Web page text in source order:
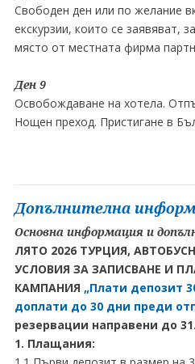
Свободен ден или по желание
екскурзии, които се заявяват,
място от местната фирма
Ден 9
Освобождаване на хотела.
Нощен преход. Пристигане в
Допълнителна
Основна информация и
ЛЯТО 2026 ТУРЦИЯ,
УСЛОВИЯ ЗА ЗАПИСВАНЕ И
КАМПАНИЯ „Плати депозит
доплати до 30 дни преди
резервации направени до
1. Плащания: